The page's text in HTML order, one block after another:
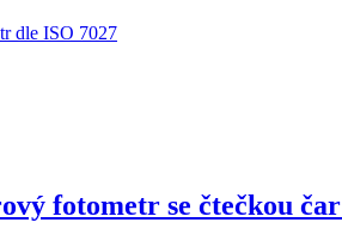
fotometr se čtečkou